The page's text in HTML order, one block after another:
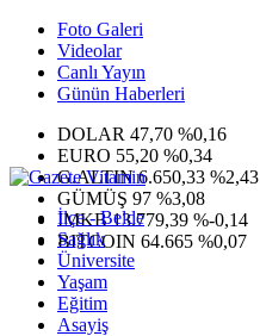
Foto Galeri
Videolar
Canlı Yayın
Günün Haberleri
DOLAR 47,70 %0,16
EURO 55,20 %0,34
G.ALTIN6.650,33 %2,43
GÜMÜŞ 97 %3,08
IMKB13.779,39 %-0,14
BITCOIN 64.665 %0,07
İlçe - Belde
Sağlık
Üniversite
Yaşam
Eğitim
Asayiş